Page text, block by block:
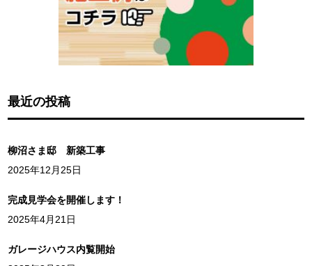
最近の投稿
柳沼さま邸 新築工事
2025年12月25日
完成見学会を開催します！
2025年4月21日
ガレージハウス内覧開始